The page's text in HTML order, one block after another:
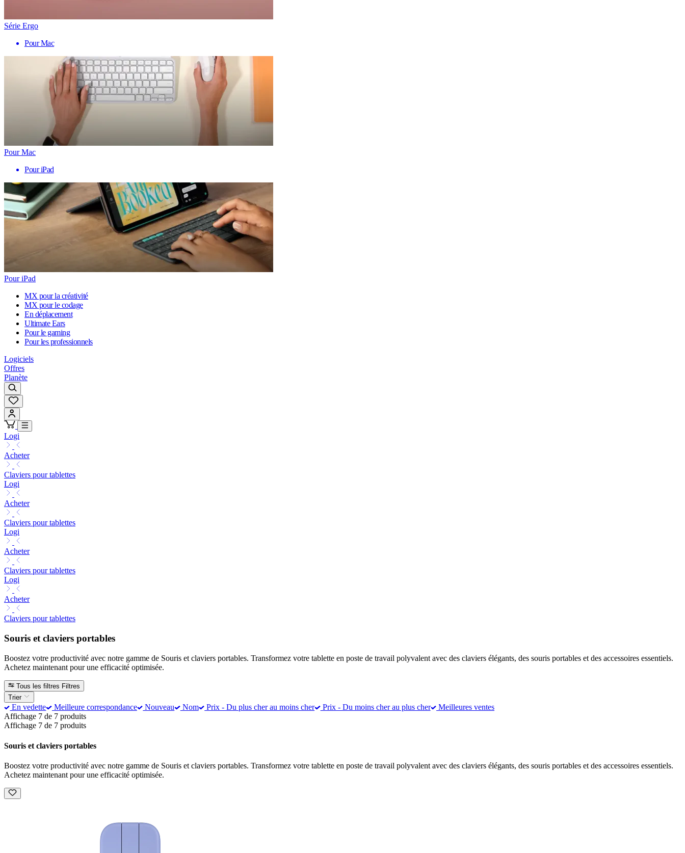
Série Ergo
Pour Mac
Pour Mac
Pour iPad
Pour iPad
MX pour la créativité
MX pour le codage
En déplacement
Ultimate Ears
Pour le gaming
Pour les professionnels
Logiciels
Offres
Planète
Logi
Acheter
Claviers pour tablettes
Logi
Acheter
Claviers pour tablettes
Logi
Acheter
Claviers pour tablettes
Logi
Acheter
Claviers pour tablettes
Souris et claviers portables
Boostez votre productivité avec notre gamme de Souris et claviers portables. Transformez votre tablette en poste de travail polyvalent avec des claviers élégants, des souris portables et des accessoires essentiels.
Achetez maintenant pour une efficacité optimisée.
Tous les filtres Filtres
Trier
En vedette Meilleure correspondance Nouveau Nom Prix - Du plus cher au moins cher Prix - Du moins cher au plus cher
Meilleures ventes
Affichage 7 de 7 produits
Affichage 7 de 7 produits
Souris et claviers portables
Boostez votre productivité avec notre gamme de Souris et claviers portables. Transformez votre tablette en poste de travail polyvalent avec des claviers élégants, des souris portables et des accessoires essentiels.
Achetez maintenant pour une efficacité optimisée.